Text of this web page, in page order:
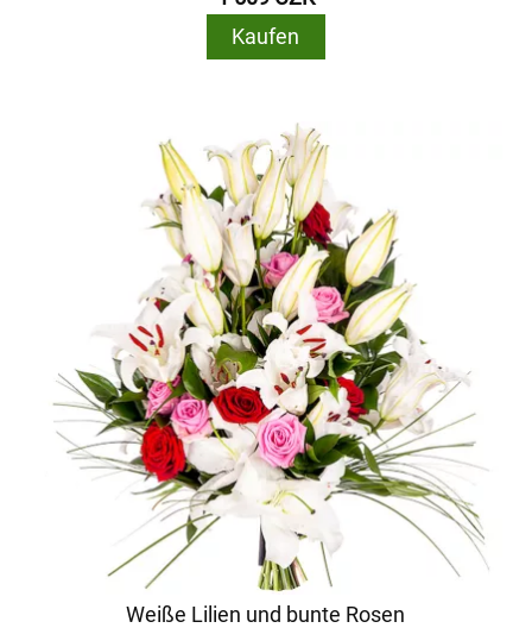
Kaufen
Weiße Lilien und bunte Rosen